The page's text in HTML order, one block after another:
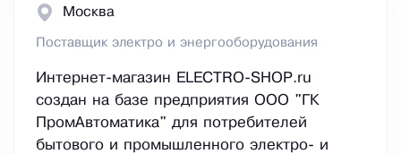
Москва
Поставщик электро и энергооборудования
Интернет-магазин ELECTRO-SHOP.ru
создан на базе предприятия ООО "ГК
ПромАвтоматика" для потребителей
бытового и промышленного электро- и